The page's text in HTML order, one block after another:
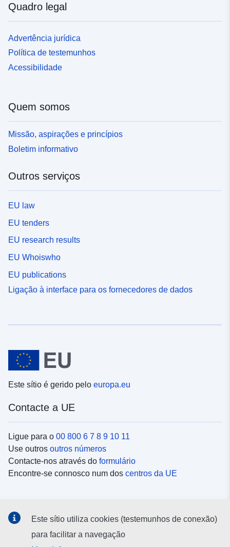
Quadro legal
Advertência jurídica
Política de testemunhos
Acessibilidade
Quem somos
Missão, aspirações e princípios
Boletim informativo
Outros serviços
EU law
EU tenders
EU research results
EU Whoiswho
EU publications
Ligação à interface para os fornecedores de dados
Este sítio é gerido pelo europa.eu
Contacte a UE
Ligue para o 00 800 6 7 8 9 10 11
Use outros outros números
Contacte-nos através do formulário
Encontre-se connosco num dos centros da UE
Procure as contas da UE nasredes sociais
Este sítio utiliza cookies (testemunhos de conexão)
para facilitar a navegação